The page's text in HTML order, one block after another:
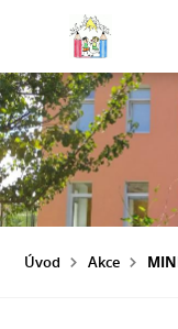
Úvod Akce